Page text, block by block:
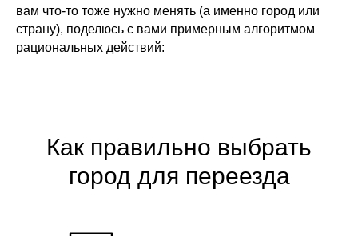
вам что-то тоже нужно менять (а именно город или
страну), поделюсь с вами примерным алгоритмом
рациональных действий:
Как правильно выбрать
город для переезда